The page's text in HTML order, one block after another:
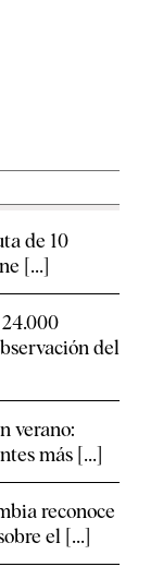
de 10
[...]
del
verano:
más [...]
reconoce
el [...]